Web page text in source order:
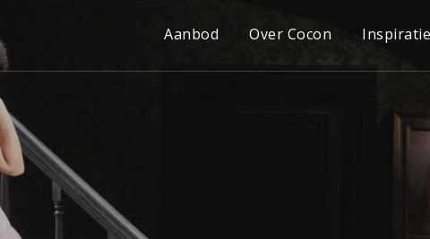
Aanbod Over Cocon Inspiratie